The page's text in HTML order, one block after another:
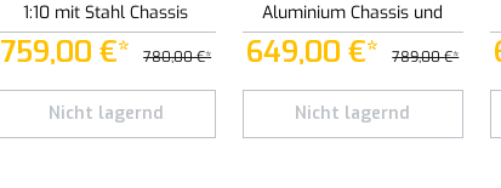
1:10 mit Stahl Chassis
759,00 €* 780,00 €*
Nicht lagernd
Aluminium Chassis und
Xray 1,2mm Stahl Chassis
(301028)
649,00 €* 789,00 €*
Nicht lagernd